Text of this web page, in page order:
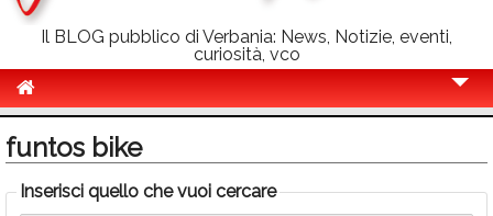
Il BLOG pubblico di Verbania: News, Notizie, eventi,
curiosità, vco
Politica
Sport
funtos bike
Inserisci quello che vuoi cercare